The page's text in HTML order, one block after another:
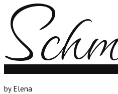
by Elena